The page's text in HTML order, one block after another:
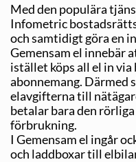
Med den populära
Infometric
och samtidigt göra en
Gemensam el innebär
istället köps all el in
abonnemang. Därmed
elavgifterna till
betalar bara den
förbrukning.
I Gemensam el ingår
och laddboxar till